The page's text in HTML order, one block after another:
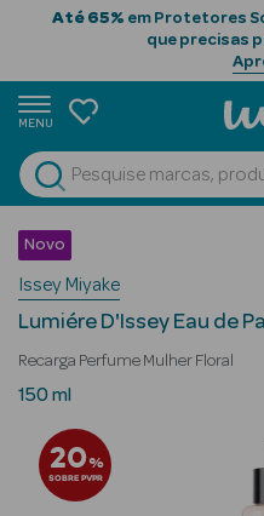
Até 65% em Protetores
que precisas
MENU
Ver Tudo
Beauty Season
Cabelo
Profissional
Beauty Season
Beauty Season
Cosmética
Perfumes
Eau de Parfum
Novo
Issey Miyake
Lumiére D'Issey Eau de
Recarga Perfume Mulher Floral
150 ml
20%
SOBRE PVPR